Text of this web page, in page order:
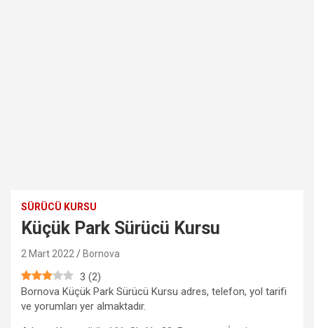
SÜRÜCÜ KURSU
Küçük Park Sürücü Kursu
2 Mart 2022 Bornova
3 (2)
Bornova Küçük Park Sürücü Kursu adres, telefon, yol tarifi
ve yorumları yer almaktadır.